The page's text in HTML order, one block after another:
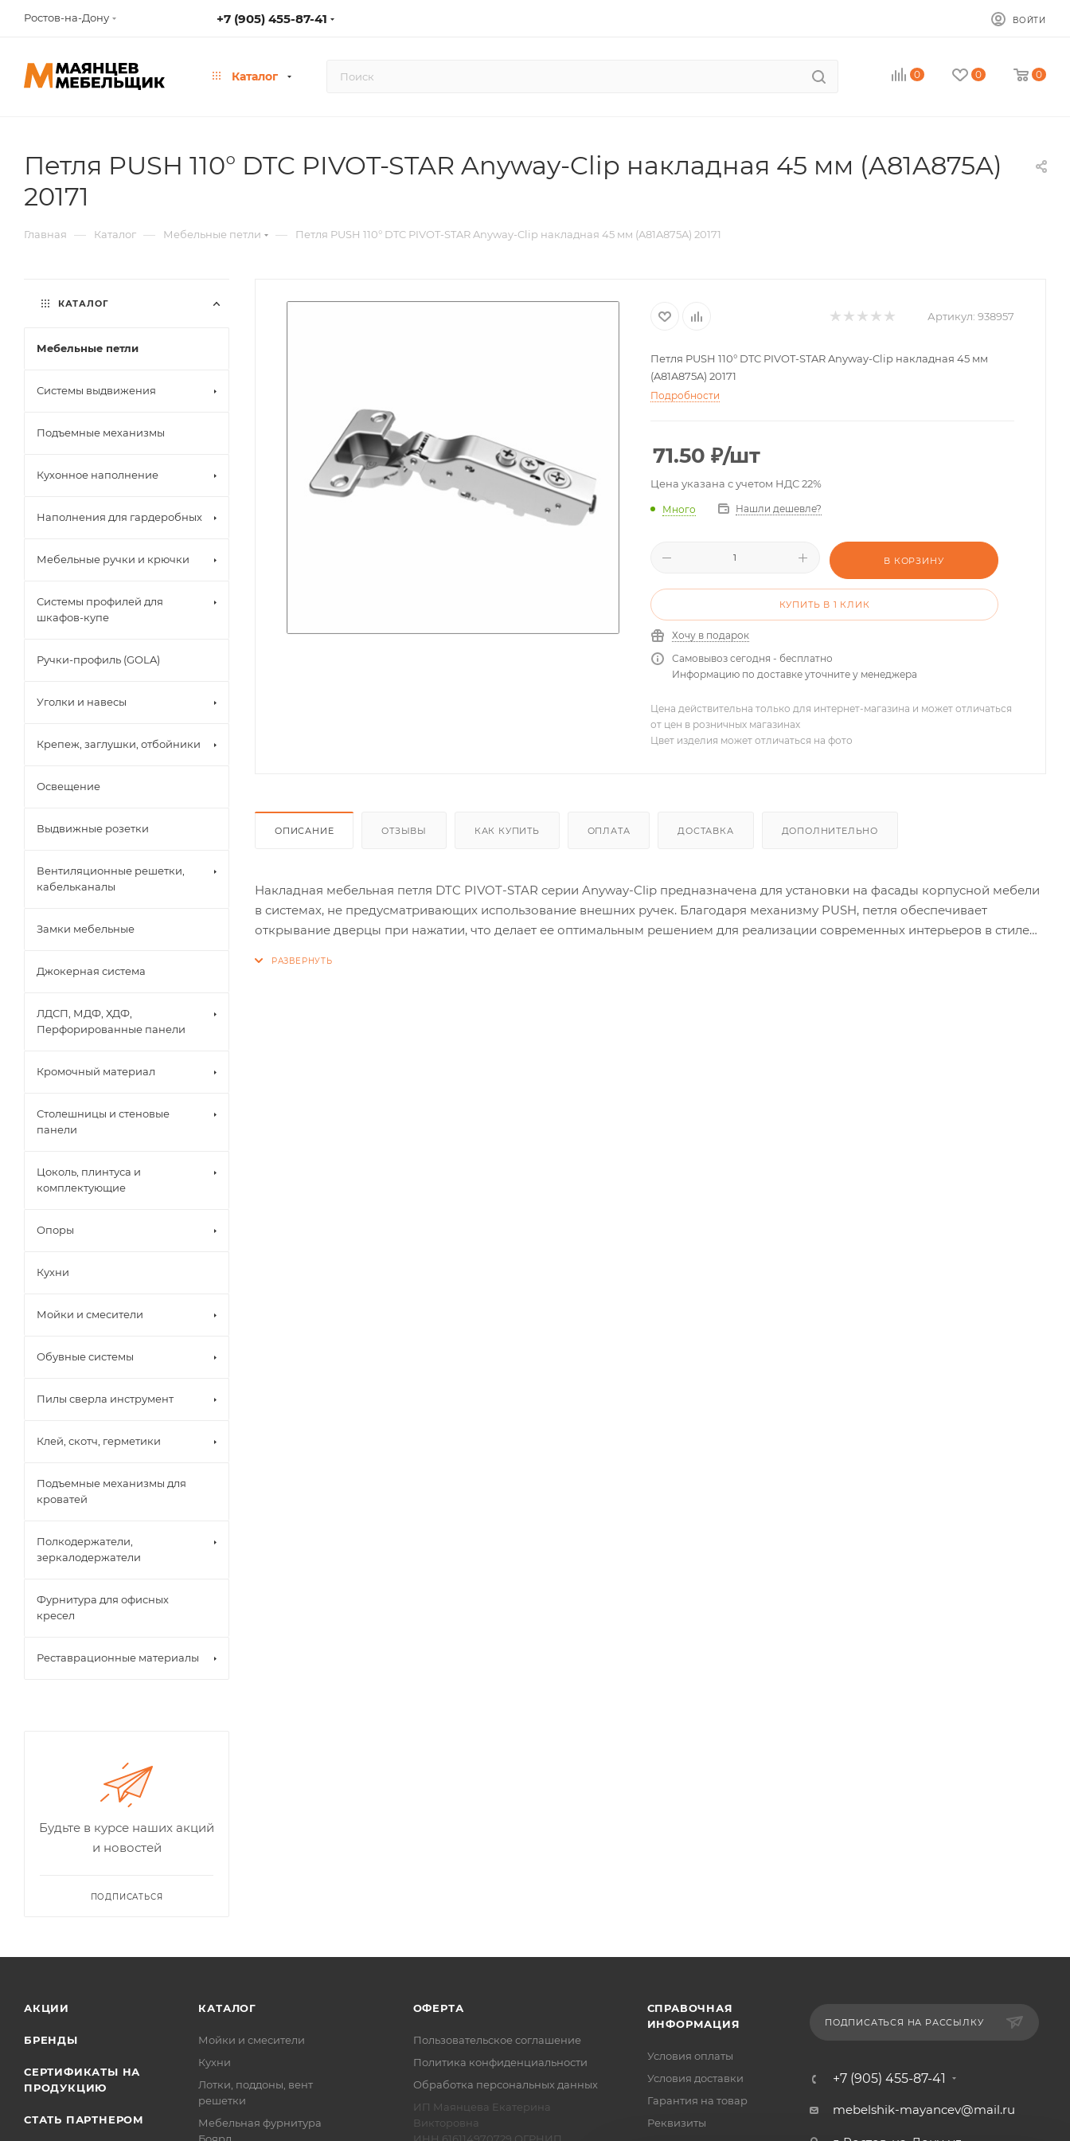
Ростов-на-Дону +7 (905) 455-87-41 ВОЙТИ
Каталог 0 0 0
Петля PUSH 110° DTC PIVOT-STAR Anyway-Clip накладная 45 мм (A81A875A)
20171
Главная — Каталог — Мебельные петли — Петля PUSH 110° DTC PIVOT-STAR Anyway-Clip накладная 45 мм (A81A875A) 20171
Артикул: 938957
Петля PUSH 110° DTC PIVOT-STAR Anyway-Clip накладная 45 мм
(A81A875A) 20171
Подробности
71.50 ₽/шт
Цена указана с учетом НДС 22%
Много Нашли дешевле?
В КОРЗИНУ
КУПИТЬ В 1 КЛИК
Хочу в подарок
Самовывоз сегодня - бесплатно
Информацию по доставке уточните у менеджера
Цена действительна только для интернет-магазина и может отличаться
от цен в розничных магазинах
Цвет изделия может отличаться на фото
ОПИСАНИЕ ОТЗЫВЫ КАК КУПИТЬ ОПЛАТА ДОСТАВКА ДОПОЛНИТЕЛЬНО
Накладная мебельная петля DTC PIVOT-STAR серии Anyway-Clip предназначена для установки на фасады корпусной мебели
в системах, не предусматривающих использование внешних ручек. Благодаря механизму PUSH, петля обеспечивает
открывание дверцы при нажатии, что делает ее оптимальным решением для реализации современных интерьеров в стиле
КАТАЛОГ
Мебельные петли
Системы выдвижения
Подъемные механизмы
Кухонное наполнение
Наполнения для гардеробных
Мебельные ручки и крючки
Системы профилей для
шкафов-купе
Ручки-профиль (GOLA)
Уголки и навесы
Крепеж, заглушки, отбойники
Освещение
Выдвижные розетки
Вентиляционные решетки,
кабельканалы
Замки мебельные
Джокерная система
ЛДСП, МДФ, ХДФ,
Перфорированные панели
Кромочный материал
Столешницы и стеновые
панели
Цоколь, плинтуса и
комплектующие
Опоры
Кухни
Мойки и смесители
Обувные системы
Пилы сверла инструмент
Клей, скотч, герметики
Подъемные механизмы для
кроватей
Полкодержатели,
зеркалодержатели
Фурнитура для офисных
кресел
Реставрационные материалы
Будьте в курсе наших акций
и новостей
ПОДПИСАТЬСЯ
АКЦИИ
БРЕНДЫ
СЕРТИФИКАТЫ НА
ПРОДУКЦИЮ
СТАТЬ ПАРТНЕРОМ
КАТАЛОГ
Мойки и смесители
Кухни
Лотки, поддоны, вент
решетки
Мебельная фурнитура
ОФЕРТА
Пользовательское соглашение
Политика конфиденциальности
Обработка персональных данных
ИП Маянцева Екатерина
Викторовна
СПРАВОЧНАЯ
ИНФОРМАЦИЯ
Условия оплаты
Условия доставки
Гарантия на товар
Реквизиты
ПОДПИСАТЬСЯ НА РАССЫЛКУ
+7 (905) 455-87-41
mebelshik-mayancev@mail.ru